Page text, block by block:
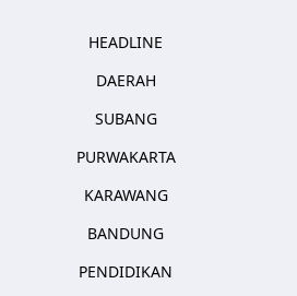
HEADLINE
DAERAH
SUBANG
PURWAKARTA
KARAWANG
BANDUNG
PENDIDIKAN